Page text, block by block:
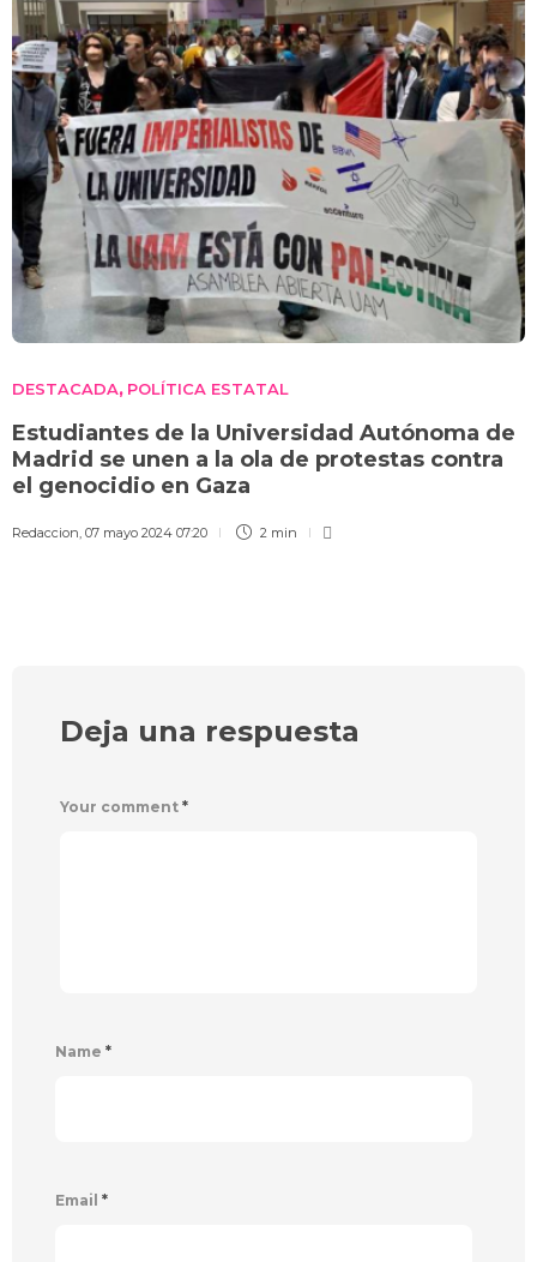
DESTACADA, POLÍTICA ESTATAL
Estudiantes de la Universidad Autónoma de
Madrid se unen a la ola de protestas contra
el genocidio en Gaza
Redaccion, 07 mayo 2024 07:20 2 min
Deja una respuesta
Your comment *
Name *
Email *